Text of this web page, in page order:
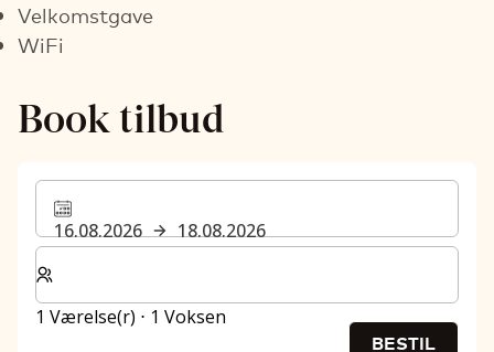
Velkomstgave
WiFi
Book tilbud
16.08.2026
18.08.2026
Vælg antal værelser og gæster til dit ophold
1 Værelse(r) ⋅ 1 Voksen
BESTIL